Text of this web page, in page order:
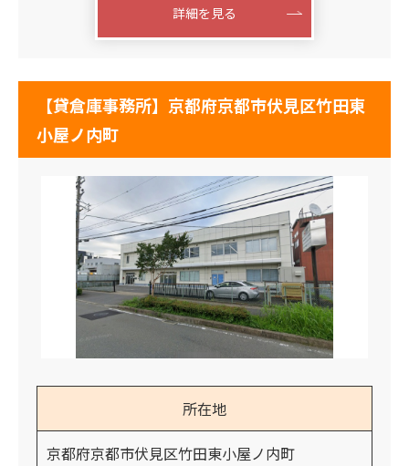
詳細を見る
【貸倉庫事務所】京都府京都市伏見区竹田東
小屋ノ内町
所在地
京都府京都市伏見区竹田東小屋ノ内町